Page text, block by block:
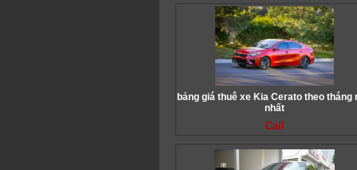
bảng giá thuê xe Kia Cerato theo tháng
nhất
Call